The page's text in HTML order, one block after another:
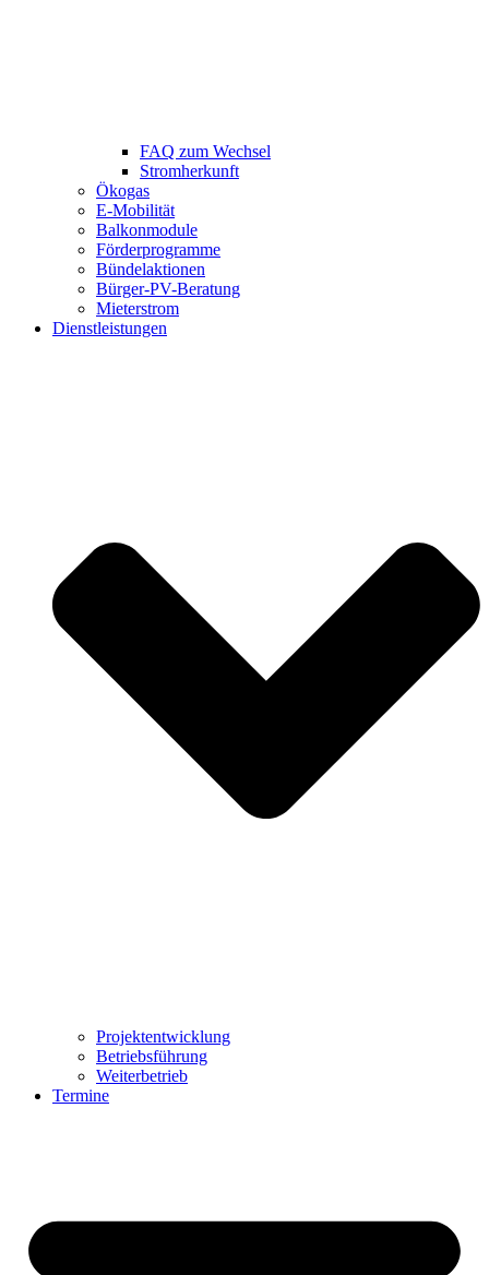
FAQ zum Wechsel
Stromherkunft
Ökogas
E-Mobilität
Balkonmodule
Förderprogramme
Bündelaktionen
Bürger-PV-Beratung
Mieterstrom
Dienstleistungen
Projektentwicklung
Betriebsführung
Weiterbetrieb
Termine